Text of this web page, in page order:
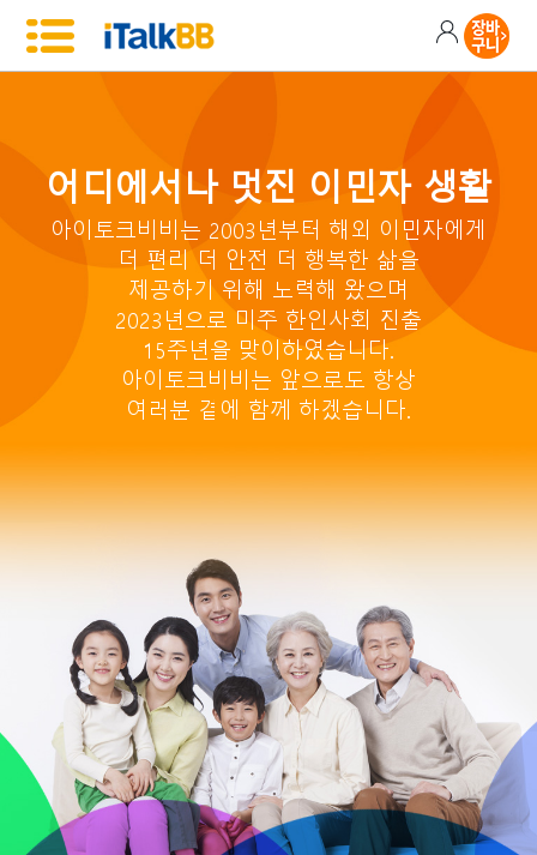
어디에서나 멋진 이민자 생활
아이토크비비는 2003년부터 해외 이민자에게
더 편리 더 안전 더 행복한 삶을
제공하기 위해 노력해 왔으며
2023년으로 미주 한인사회 진출
15주년을 맞이하였습니다.
아이토크비비는 앞으로도 항상
여러분 곁에 함께 하겠습니다.